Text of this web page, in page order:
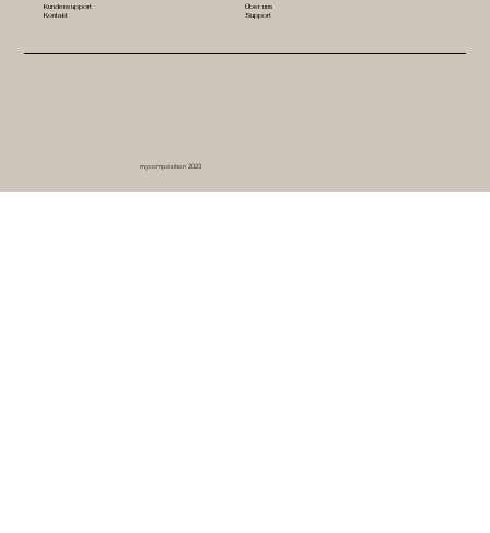
Kundensupport
Über uns
Kontakt
Support
mycomposition 2023